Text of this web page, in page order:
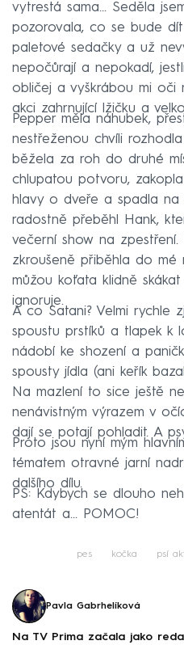
vytrestá sama… Seděla
pozorovala, co se bude
paletové sedačky a už
nepočůrají a nepokadí,
obličej a vyškrábou mi oči
akci zahrnující lžičku a
Pepper měla náhubek,
nestřeženou chvíli
běžela za roh do druhé
chlupatou potvoru,
hlavy o dveře a spadla na
radostně přeběhl Hank,
večerní show na
zkroušeně přiběhla do
můžou koťata klidně
ignoruje.
A co Satani? Velmi rychle
spoustu prstíků a tlapek k
nádobí ke shození a
spousty jídla (ani keřík
Na mazlení to sice ještě
nenávistným výrazem v
dají se potají pohladit. A
Proto jsou nyní mým
tématem otravné jarní
dalšího dílu.
PS: Kdybych se dlouho
atentát a... POMOC!
pes kočka psí
Pavla Gabrhelíková
Na TV Prima začala jako